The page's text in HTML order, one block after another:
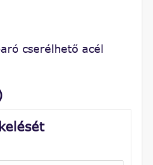
cserélhető acél